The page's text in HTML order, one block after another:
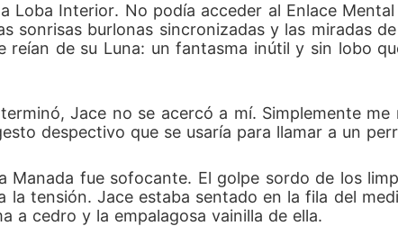
Loba Interior. No podía acceder al Enlace
sonrisas burlonas sincronizadas y las miradas
reían de su Luna: un fantasma inútil y sin lobo
Jace no se acercó a mí. Simplemente
despectivo que se usaría para llamar a un
Manada fue sofocante. El golpe sordo de los
la tensión. Jace estaba sentado en la fila del
a cedro y la empalagosa vainilla de ella.